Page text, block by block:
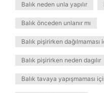
Balık neden unla yapılır
Balık önceden unlanır mı
Balık pişirirken dağılmaması
Balık pişirirken neden dagılır
Balık tavaya yapışmaması